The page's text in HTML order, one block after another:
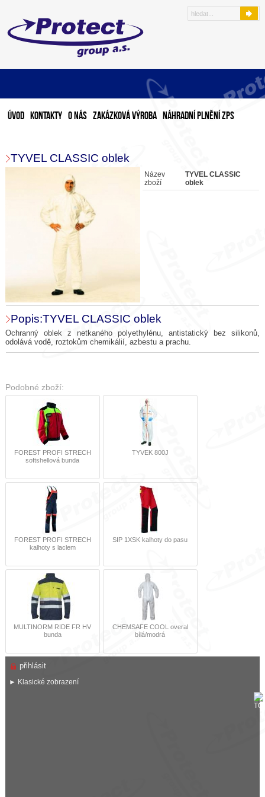
TYVEL CLASSIC oblek
Název
zboží
TYVEL CLASSIC
oblek
Popis:TYVEL CLASSIC oblek
Ochranný oblek z netkaného polyethylénu, antistatický bez silikonů,
odolává vodě, roztokům chemikálií, azbestu a prachu.
Podobné zboží:
FOREST PROFI STRECH
softshellová bunda
TYVEK 800J
FOREST PROFI STRECH
kalhoty s laclem
SIP 1XSK kalhoty do pasu
MULTINORM RIDE FR HV
bunda
CHEMSAFE COOL overal
bílá/modrá
Úvod Kontakty O nás Zakázková výroba Náhradní plnění ZPS